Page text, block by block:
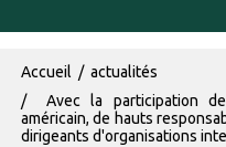
Fil d'Ariane
Accueil
actualités
Avec la participation
américain, de hauts
dirigeants d'organisations